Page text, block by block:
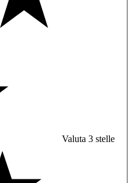
Valuta 3 stelle